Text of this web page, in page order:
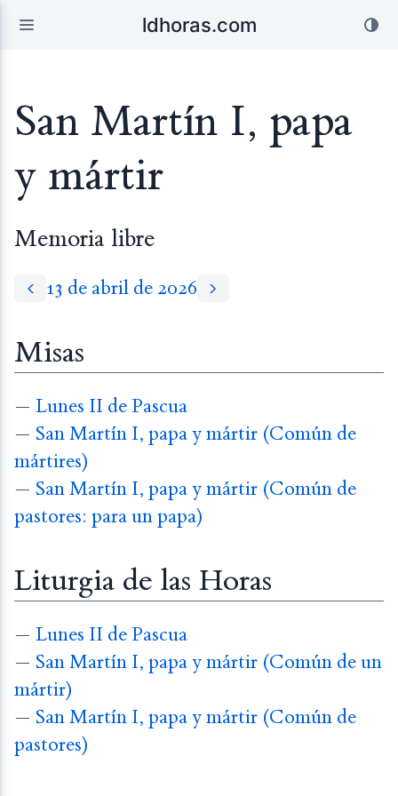
ldhoras.com
San Martín I, papa
y mártir
Memoria libre
13 de abril de 2026
Misas
— Lunes II de Pascua
— San Martín I, papa y mártir (Común de
mártires)
— San Martín I, papa y mártir (Común de
pastores: para un papa)
Liturgia de las Horas
— Lunes II de Pascua
— San Martín I, papa y mártir (Común de un
mártir)
— San Martín I, papa y mártir (Común de
pastores)